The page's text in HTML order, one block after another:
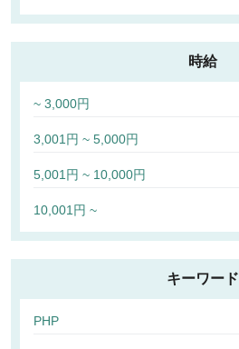
時給
~ 3,000円
3,001円 ~ 5,000円
5,001円 ~ 10,000円
10,001円 ~
キーワード
PHP